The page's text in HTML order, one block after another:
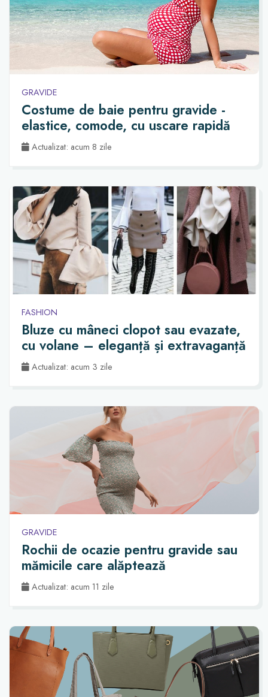
GRAVIDE
Costume de baie pentru gravide -
elastice, comode, cu uscare rapidă
Actualizat: acum 8 zile
FASHION
Bluze cu mâneci clopot sau evazate,
cu volane – eleganță și extravaganță
Actualizat: acum 3 zile
GRAVIDE
Rochii de ocazie pentru gravide sau
mămicile care alăptează
Actualizat: acum 11 zile